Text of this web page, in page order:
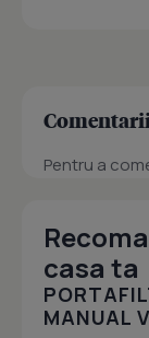
Comentarii
Pentru a
casa ta
MANUAL